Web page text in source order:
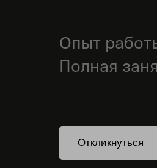
Опыт
Полная
Откликнуться